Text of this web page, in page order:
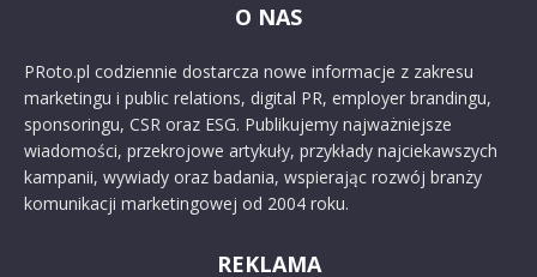
O NAS
PRoto.pl codziennie dostarcza nowe informacje z zakresu
marketingu i public relations, digital PR, employer brandingu,
sponsoringu, CSR oraz ESG. Publikujemy najważniejsze
wiadomości, przekrojowe artykuły, przykłady najciekawszych
kampanii, wywiady oraz badania, wspierając rozwój branży
komunikacji marketingowej od 2004 roku.
REKLAMA